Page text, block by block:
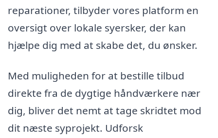
reparationer, tilbyder vores platform en
oversigt over lokale syersker, der kan
hjælpe dig med at skabe det, du ønsker.
Med muligheden for at bestille tilbud
direkte fra de dygtige håndværkere nær
dig, bliver det nemt at tage skridtet mod
dit næste syprojekt. Udforsk